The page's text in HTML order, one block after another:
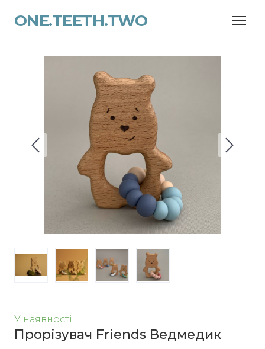
ONE.TEETH.TWO
У наявності
Прорізувач Friends Ведмедик